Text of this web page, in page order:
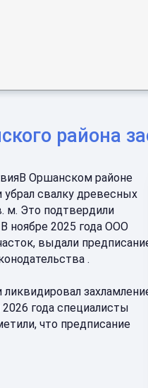
района
Оршанском районе
свалку древесных
м. Это подтвердили
ноябре 2025 года ООО
выдали
.
года специалисты
что предписание